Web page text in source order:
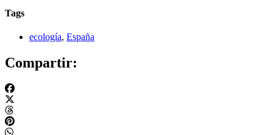
Tags
ecología, España
Compartir: